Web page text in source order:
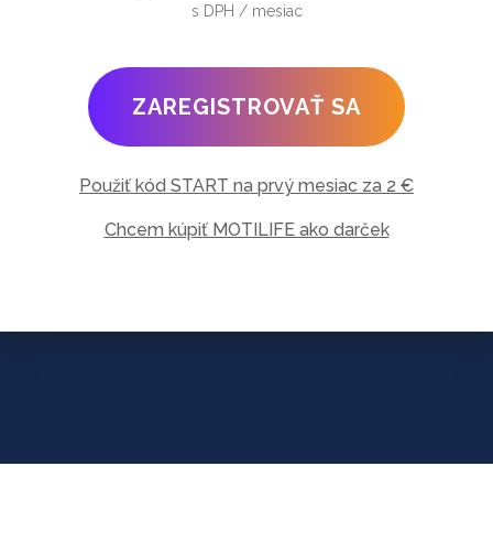
s DPH / mesiac
ZAREGISTROVAŤ SA
Použiť kód START na prvý mesiac za 2 €
Chcem kúpiť MOTILIFE ako darček